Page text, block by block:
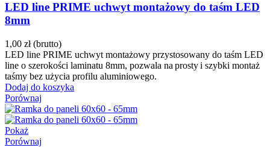
LED line PRIME uchwyt montażowy do taśm LED
8mm
1,00 zł (brutto)
LED line PRIME uchwyt montażowy przystosowany do taśm LED
line o szerokości laminatu 8mm, pozwala na prosty i szybki montaż
taśmy bez użycia profilu aluminiowego.
Dodaj do koszyka
Porównaj
Pokaż
Porównaj